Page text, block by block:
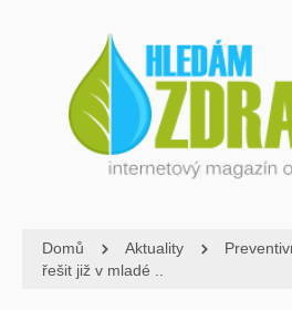
Domů Aktuality
řešit již v mladé ..